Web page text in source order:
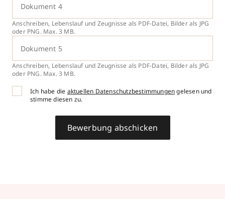
Dokument 4
Anschreiben, Lebenslauf und Zeugnisse als PDF-Datei, Bilder als JPG
oder PNG. Max. 3 MB.
Dokument 5
Anschreiben, Lebenslauf und Zeugnisse als PDF-Datei, Bilder als JPG
oder PNG. Max. 3 MB.
Ich habe die aktuellen Datenschutzbestimmungengelesen und
stimme diesen zu.
Bewerbung abschicken